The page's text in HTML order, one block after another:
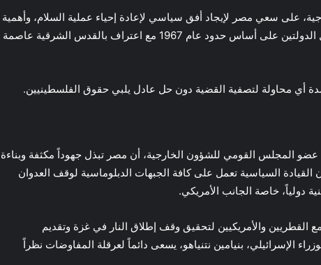
على سعي مصر لإيجاد أفق سياسي لإعادة إحياء عملية السلام، وأهمية
وقف إطلاق النار. وإدخال المساعدات، وحل الدولتين على أساس حدود عام 1967 مع اعتراف بالقدس الشرقية عاصمة
محاولة لتصفية القضية دون حل عادل يلبي حقوق الفلسطينيين.
عضو المجلس القومي للشؤون الخارجية، أن مصر تبذل جهوداً مكثفة وبناءة
القيادة السياسية تعمل على كافة الجبهات الدبلوماسية لوقف العدوان
دولياً، خاصة الجانب الأمريكي.
القطريين والأمريكيين لتحقيق وقف إطلاق النار في غزة وتقديم
الإسرائيلي، بنيامين نتنياهو، يسعى دائماً لعرقلة المفاوضات نظراً